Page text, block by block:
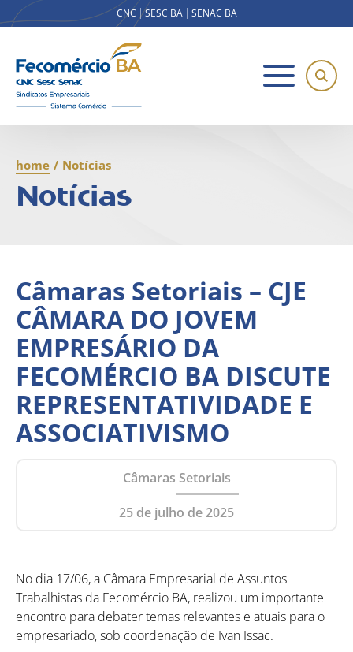
CNC SESC BA SENAC BA
home / Notícias
Notícias
Câmaras Setoriais – CJE
CÂMARA DO JOVEM
EMPRESÁRIO DA
FECOMÉRCIO BA DISCUTE
REPRESENTATIVIDADE E
ASSOCIATIVISMO
Câmaras Setoriais
25 de julho de 2025
No dia 17/06, a Câmara Empresarial de Assuntos
Trabalhistas da Fecomércio BA, realizou um importante
encontro para debater temas relevantes e atuais para o
empresariado, sob coordenação de Ivan Issac.